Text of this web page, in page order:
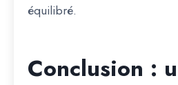
équilibré.
Conclusion :